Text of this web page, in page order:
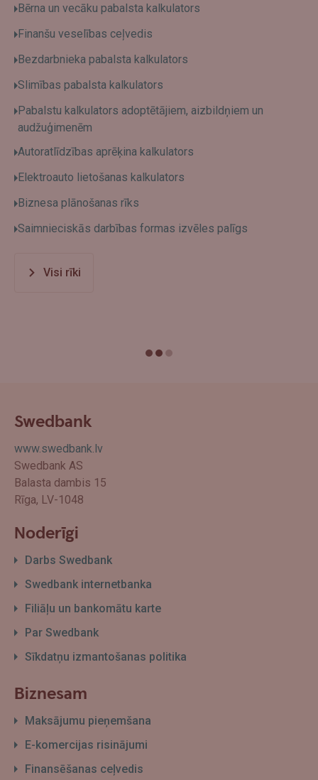
Bērna un vecāku pabalsta kalkulators
Finanšu veselības ceļvedis
Bezdarbnieka pabalsta kalkulators
Slimības pabalsta kalkulators
Pabalstu kalkulators adoptētājiem, aizbildņiem un
audžuģimenēm
Autoratlīdzības aprēķina kalkulators
Elektroauto lietošanas kalkulators
Biznesa plānošanas rīks
Saimnieciskās darbības formas izvēles palīgs
Visi rīki
Swedbank
www.swedbank.lv
Swedbank AS
Balasta dambis 15
Rīga, LV-1048
Noderīgi
Darbs Swedbank
Swedbank internetbanka
Filiāļu un bankomātu karte
Par Swedbank
Sīkdatņu izmantošanas politika
Biznesam
Maksājumu pieņemšana
E-komercijas risinājumi
Finansēšanas ceļvedis